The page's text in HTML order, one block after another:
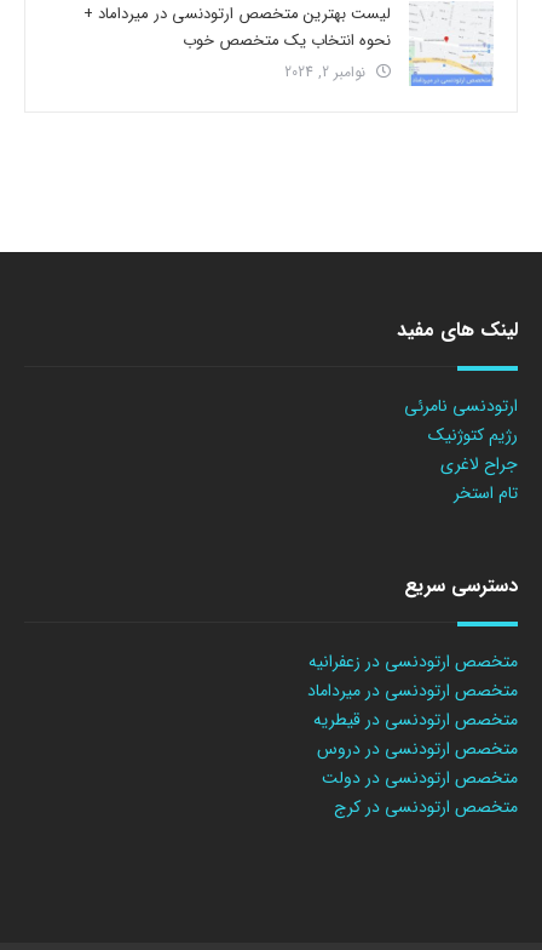
لیست بهترین متخصص ارتودنسی در میرداماد +
نحوه انتخاب یک متخصص خوب
نوامبر 2, 2024
لینک های مفید
ارتودنسی نامرئی
رژیم کتوژنیک
جراح لاغری
تام استخر
دسترسی سریع
متخصص ارتودنسی در زعفرانیه
متخصص ارتودنسی در میرداماد
متخصص ارتودنسی در قیطریه
متخصص ارتودنسی در دروس
متخصص ارتودنسی در دولت
متخصص ارتودنسی در کرج